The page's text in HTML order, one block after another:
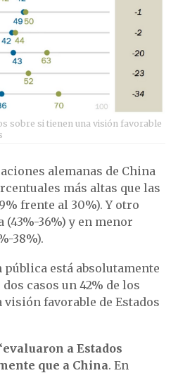
sobre si tienen una visión favorable
alemanas de China
más altas que las
frente al 30%). Y otro
(43%-36%) y en menor
38%).
está absolutamente
casos un 42% de los
visión favorable de Estados
evaluaron a Estados
que a China. En